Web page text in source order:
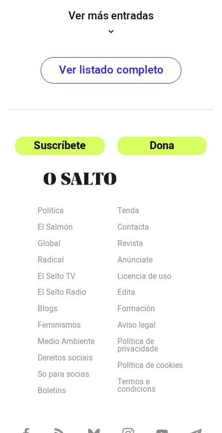
Ver más entradas
Ver listado completo
Suscríbete Dona
Política
El Salmón
Global
Radical
El Salto TV
El Salto Radio
Blogs
Feminismos
Medio Ambiente
Dereitos sociais
So para socias
Boletins
Tenda
Contacta
Revista
Anúnciate
Licencia de uso
Edita
Formación
Aviso legal
Política de
privacidade
Política de cookies
Termos e
condicions